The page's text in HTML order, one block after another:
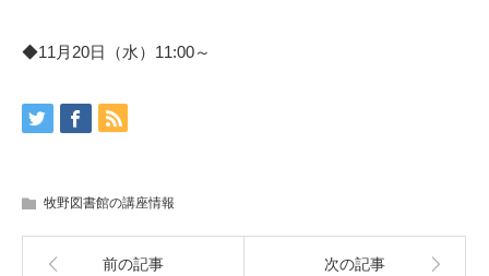
◆11月20日（水）11:00～
牧野図書館の講座情報
前の記事 次の記事